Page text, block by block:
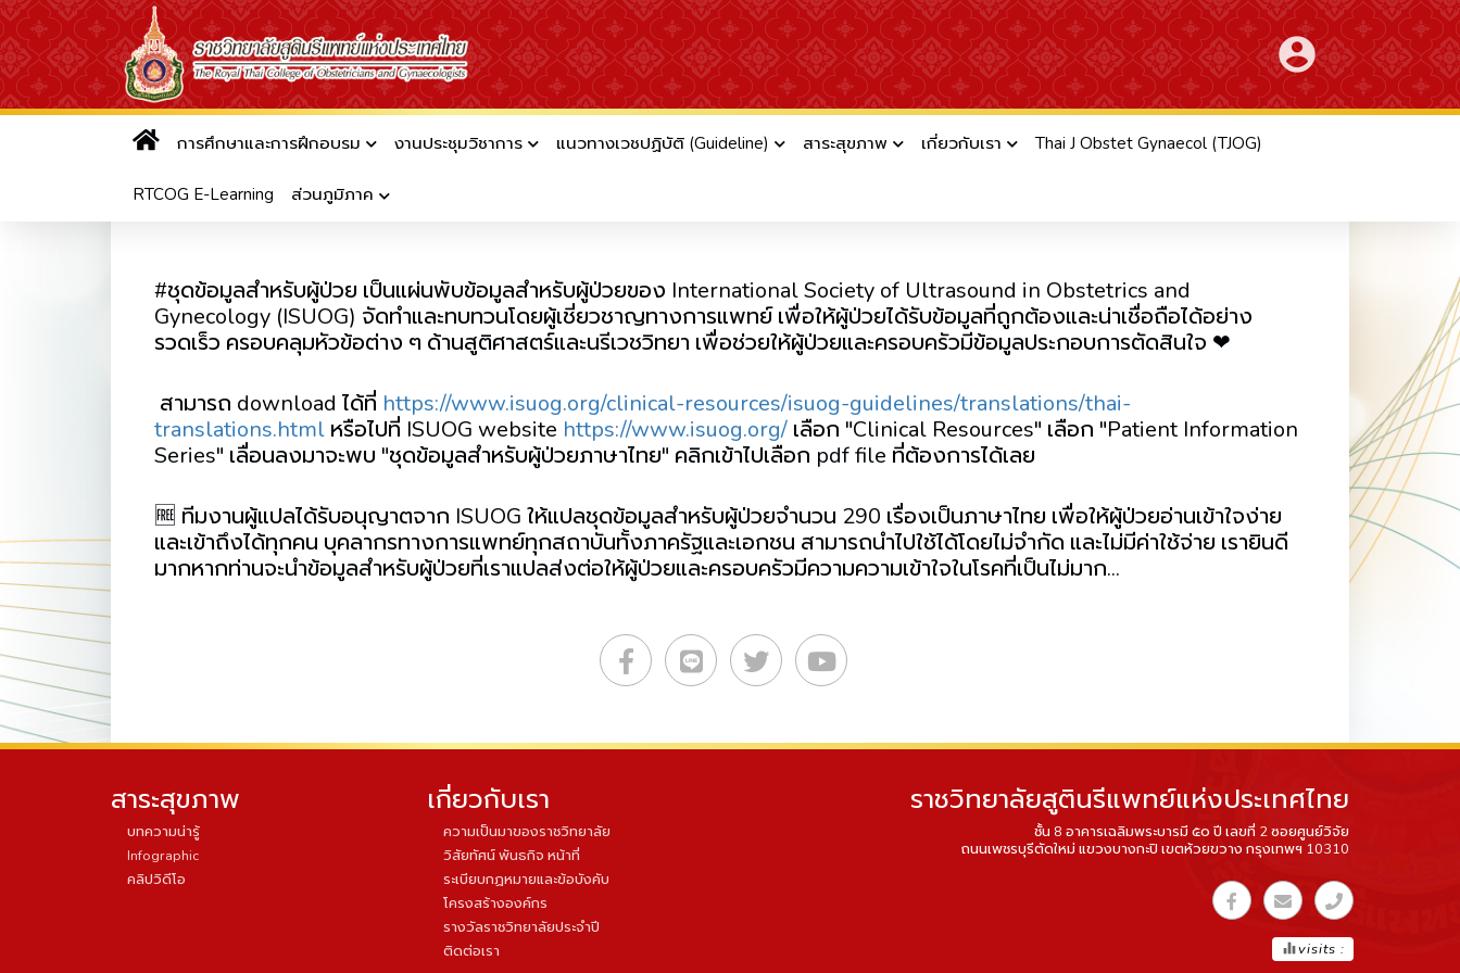
account_circle
การศึกษาและการฝึกอบรม งานประชุมวิชาการ แนวทางเวชปฏิบัติ (Guideline) สาระสุขภาพ เกี่ยวกับเรา Thai J Obstet Gynaecol (TJOG)
RTCOG E-Learning ส่วนภูมิภาค
ชุดข้อมูลสำหรับผู้ป่วย เป็นแผ่นพับข้อมูลสำหรับผู้ป่วยของ International Society of Ultrasound in
Obstetrics and Gynecology (ISUOG)
#ชุดข้อมูลสำหรับผู้ป่วย เป็นแผ่นพับข้อมูลสำหรับผู้ป่วยของ International Society of Ultrasound in Obstetrics and
Gynecology (ISUOG) จัดทำและทบทวนโดยผู้เชี่ยวชาญทางการแพทย์ เพื่อให้ผู้ป่วยได้รับข้อมูลที่ถูกต้องและน่าเชื่อถือได้อย่าง
รวดเร็ว ครอบคลุมหัวข้อต่าง ๆ ด้านสูติศาสตร์และนรีเวชวิทยา เพื่อช่วยให้ผู้ป่วยและครอบครัวมีข้อมูลประกอบการตัดสินใจ ❤
สามารถ download ได้ที่ https://www.isuog.org/clinical-resources/isuog-guidelines/translations/thai-
translations.html หรือไปที่ ISUOG website https://www.isuog.org/ เลือก "Clinical Resources" เลือก "Patient Information
Series" เลื่อนลงมาจะพบ "ชุดข้อมูลสำหรับผู้ป่วยภาษาไทย" คลิกเข้าไปเลือก pdf file ที่ต้องการได้เลย
🆓 ทีมงานผู้แปลได้รับอนุญาตจาก ISUOG ให้แปลชุดข้อมูลสำหรับผู้ป่วยจำนวน 290 เรื่องเป็นภาษาไทย เพื่อให้ผู้ป่วยอ่านเข้าใจง่าย
และเข้าถึงได้ทุกคน บุคลากรทางการแพทย์ทุกสถาบันทั้งภาครัฐและเอกชน สามารถนำไปใช้ได้โดยไม่จำกัด และไม่มีค่าใช้จ่าย เรายินดี
มากหากท่านจะนำข้อมูลสำหรับผู้ป่วยที่เราแปลส่งต่อให้ผู้ป่วยและครอบครัวมีความความเข้าใจในโรคที่เป็นไม่มาก...
สาระสุขภาพ
บทความน่ารู้
Infographic
คลิปวิดีโอ
เกี่ยวกับเรา
ความเป็นมาของราชวิทยาลัย
วิสัยทัศน์ พันธกิจ หน้าที่
ระเบียบกฏหมายและข้อบังคับ
โครงสร้างองค์กร
รางวัลราชวิทยาลัยประจำปี
ติดต่อเรา
ราชวิทยาลัยสูตินรีแพทย์แห่งประเทศไทย
ชั้น 8 อาคารเฉลิมพระบารมี ๕๐ ปี เลขที่ 2 ซอยศูนย์วิจัย
ถนนเพชรบุรีตัดใหม่ แขวงบางกะปิ เขตห้วยขวาง กรุงเทพฯ 10310
equalizervisits :